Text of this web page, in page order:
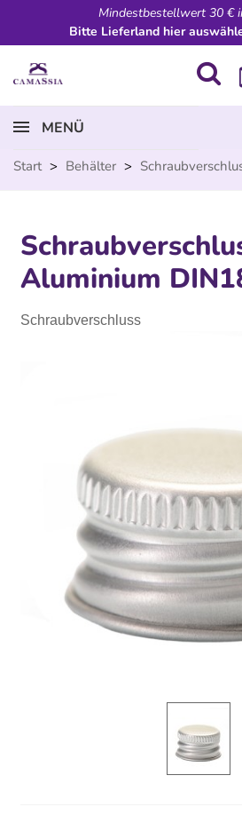
Mindestbestellwert 30 €
Bitte Lieferland hier
MENÜ
Start > Behälter >
Aluminium
Schraubverschluss